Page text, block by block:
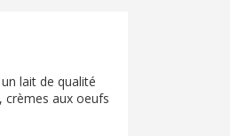
lait de qualité
aux oeufs